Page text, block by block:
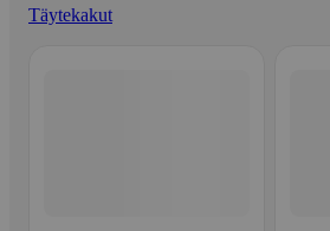
Täytekakut